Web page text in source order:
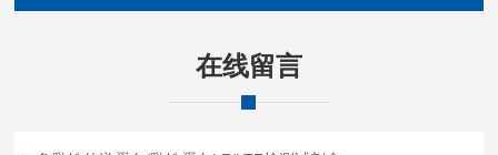
在线留言